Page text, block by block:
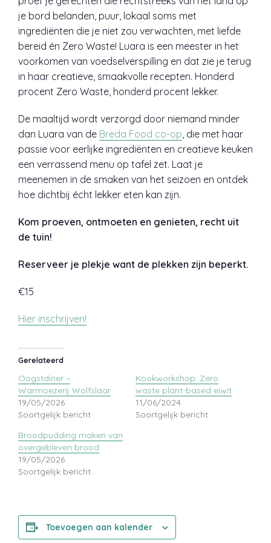
je bord belanden, puur, lokaal soms met
ingrediënten die je niet zou verwachten, met liefde
bereid én Zero Waste! Luara is een meester in het
voorkomen van voedselverspilling en dat zie je terug
in haar creatieve, smaakvolle recepten. Honderd
procent Zero Waste, honderd procent lekker.
De maaltijd wordt verzorgd door niemand minder
dan Luara van de Breda Food co-op , die met haar
passie voor eerlijke ingrediënten en creatieve keuken
een verrassend menu op tafel zet. Laat je
meenemen in de smaken van het seizoen en ontdek
hoe dichtbij écht lekker eten kan zijn.
Kom proeven, ontmoeten en genieten, recht uit
de tuin!
Reserveer je plekje want de plekken zijn beperkt.
€15
Hier inschrijven!
Gerelateerd
Oogstdiner –
Warmoezerij Wolfslaar
19/05/2026
Soortgelijk bericht
Kookworkshop: Zero
waste plant-based eiwit
11/06/2024
Soortgelijk bericht
Broodpudding maken van
overgebleven brood
19/05/2026
Soortgelijk bericht
Toevoegen aan kalender